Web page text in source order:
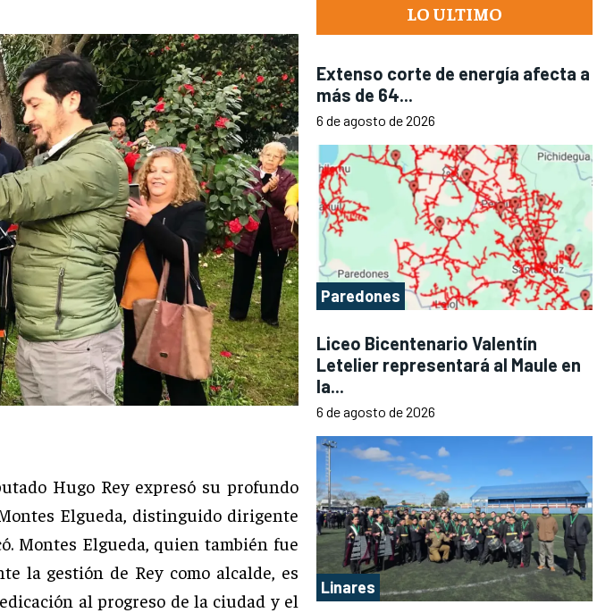
Hugo Rey expresó su profundo
Elgueda, distinguido dirigente
Montes Elgueda, quien también fue
la gestión de Rey como alcalde, es
al progreso de la ciudad y el
LO ULTIMO
Extenso corte de energía afecta a
más de 64...
6 de agosto de 2026
Paredones
Liceo Bicentenario Valentín
Letelier representará al Maule en
la...
6 de agosto de 2026
Linares